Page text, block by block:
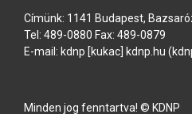
Címünk: 1141 Budapest,
Tel: 489-0880 Fax: 489-0879
E-mail: kdnp [kukac] kdnp hu
Minden jog fenntartva! © KDNP